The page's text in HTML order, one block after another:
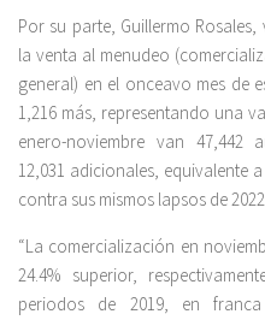
Por su parte, Guillermo
la venta al menudeo
general) en el onceavo mes de
1,216 más, representando una
enero-noviembre van 47,442
12,031 adicionales, equivalente
contra sus mismos lapsos de
“La comercialización en
24.4% superior,
periodos de 2019, en